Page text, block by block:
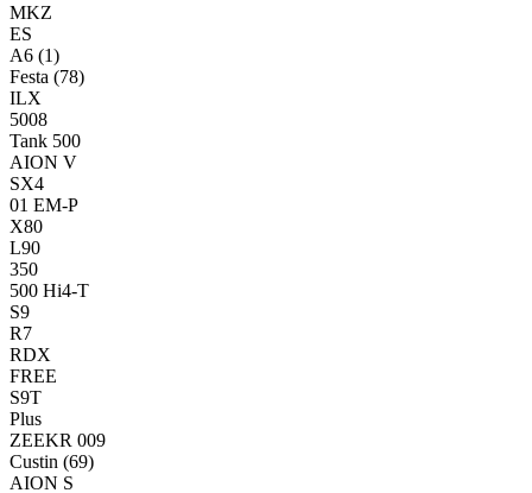
MKZ
ES
A6 (1)
Festa (78)
ILX
5008
Tank 500
AION V
SX4
01 EM-P
X80
L90
350
500 Hi4-T
S9
R7
RDX
FREE
S9T
Plus
ZEEKR 009
Custin (69)
AION S